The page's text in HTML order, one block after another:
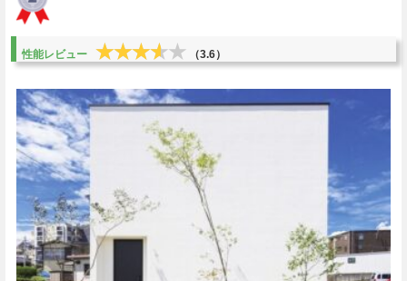
性能レビュー ★★★★★
★★★★★ （3.6）